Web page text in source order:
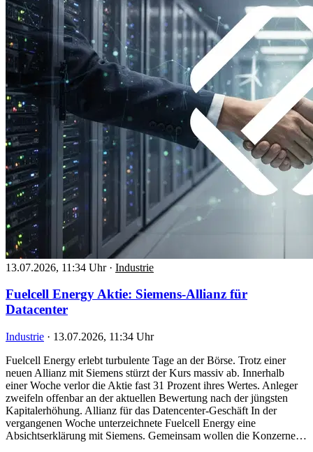
13.07.2026, 11:34 Uhr · Industrie
Fuelcell Energy Aktie: Siemens-Allianz für
Datacenter
Industrie · 13.07.2026, 11:34 Uhr
Fuelcell Energy erlebt turbulente Tage an der Börse. Trotz einer
neuen Allianz mit Siemens stürzt der Kurs massiv ab. Innerhalb
einer Woche verlor die Aktie fast 31 Prozent ihres Wertes. Anleger
zweifeln offenbar an der aktuellen Bewertung nach der jüngsten
Kapitalerhöhung. Allianz für das Datencenter-Geschäft In der
vergangenen Woche unterzeichnete Fuelcell Energy eine
Absichtserklärung mit Siemens. Gemeinsam wollen die Konzerne…